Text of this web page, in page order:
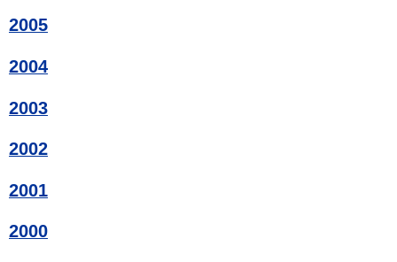
2005
2004
2003
2002
2001
2000